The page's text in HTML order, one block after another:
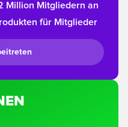
Million Mitgliedern an
für Mitglieder